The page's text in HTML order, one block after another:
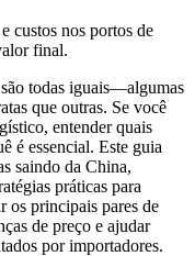
custos nos portos de
final.
todas iguais—algumas
que outras. Se você
entender quais
é essencial. Este guia
saindo da China,
práticas para
os principais pares de
de preço e ajudar
por importadores.